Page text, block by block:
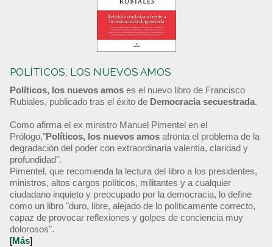
POLÍTICOS, LOS NUEVOS AMOS
Políticos, los nuevos amos es el nuevo libro de Francisco
Rubiales, publicado tras el éxito de Democracia secuestrada.
Como afirma el ex ministro Manuel Pimentel en el
Prólogo,"Políticos, los nuevos amos afronta el problema de la
degradación del poder con extraordinaria valentía, claridad y
profundidad".
Pimentel, que recomienda la lectura del libro a los presidentes,
ministros, altos cargos políticos, militantes y a cualquier
ciudadano inquieto y preocupado por la democracia, lo define
como un libro "duro, libre, alejado de lo políticamente correcto,
capaz de provocar reflexiones y golpes de conciencia muy
dolorosos".
[Más]